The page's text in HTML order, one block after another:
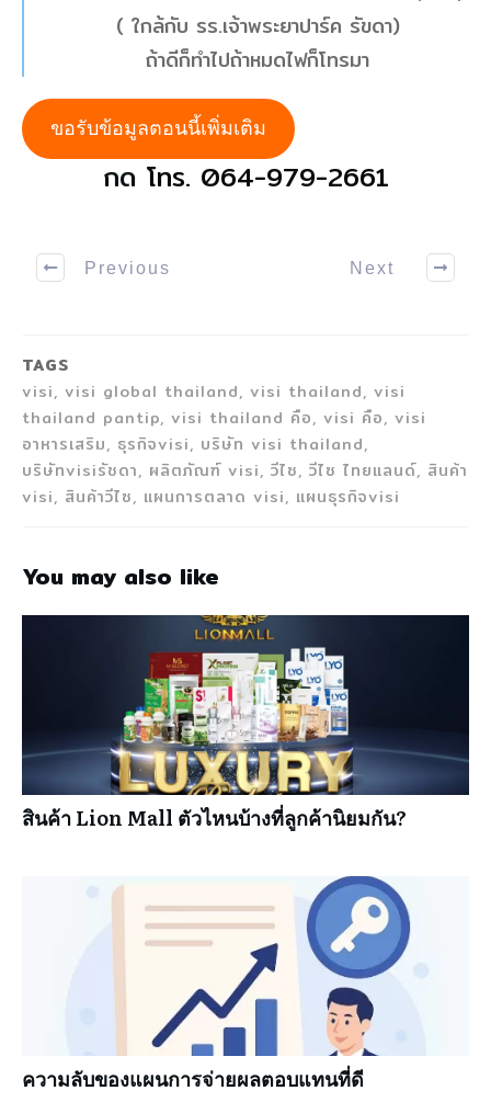
( ใกล้กับ​ รร.เจ้าพระยาปาร์ค​ รัขดา)​
ถ้าดีก็ทำไปถ้าหมดไฟก็โทรมา
ขอรับข้อมูลตอนนี้เพิ่มเติม
กด โทร. 064-979-2661
Previous Next
TAGS
visi, visi global thailand, visi thailand, visi
thailand pantip, visi thailand คือ, visi คือ, visi
อาหารเสริม, ธุรกิจvisi, บริษัท visi thailand,
บริษัทvisiรัชดา, ผลิตภัณฑ์ visi, วีไซ, วีไซ ไทยแลนด์, สินค้า
visi, สินค้าวีไซ, แผนการตลาด visi, แผนธุรกิจvisi
You may also like
สินค้า Lion Mall ตัวไหนบ้างที่ลูกค้านิยมกัน?
ความลับของแผนการจ่ายผลตอบแทนที่ดี